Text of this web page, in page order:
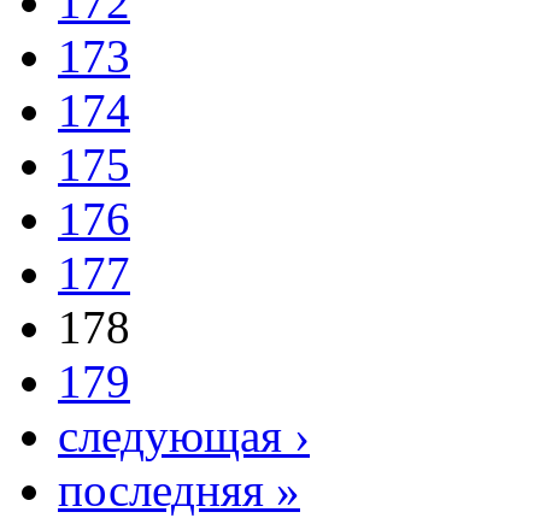
173
174
175
176
177
178
179
следующая ›
последняя »